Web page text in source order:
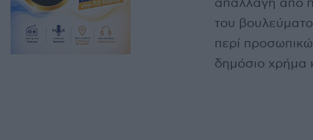
απαλλαγή από
του
περί
δημόσιο χρήμα